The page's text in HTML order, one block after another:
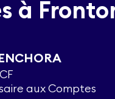
à
aux Comptes